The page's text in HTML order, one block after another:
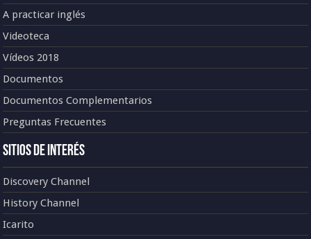
A practicar inglés
Videoteca
Vídeos 2018
Documentos
Documentos Complementarios
Preguntas Frecuentes
Sitios de Interés
Discovery Channel
History Channel
Icarito